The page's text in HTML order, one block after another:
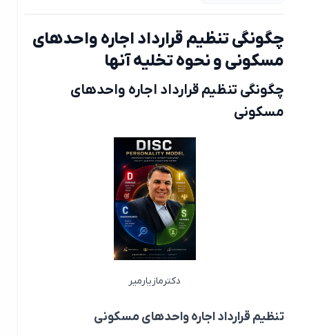
چگونگی تنظیم قرارداد اجاره واحدهای
مسکونی و نحوه تخلیه آنها
چگونگی تنظیم قرارداد اجاره واحدهای
مسکونی
دکترمازیارمیر
تنظیم قرارداد اجاره واحدهای مسکونی